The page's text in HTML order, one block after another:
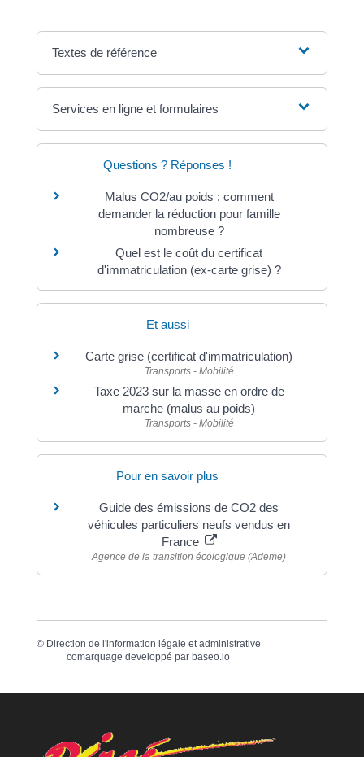
Textes de référence
Services en ligne et formulaires
Questions ? Réponses !
Malus CO2/au poids : comment
demander la réduction pour famille
nombreuse ?
Quel est le coût du certificat
d'immatriculation (ex-carte grise) ?
Et aussi
Carte grise (certificat d'immatriculation)
Transports - Mobilité
Taxe 2023 sur la masse en ordre de
marche (malus au poids)
Transports - Mobilité
Pour en savoir plus
Guide des émissions de CO2 des
véhicules particuliers neufs vendus en
France
Agence de la transition écologique (Ademe)
© Direction de l'information légale et administrative
comarquage developpé par baseo.io